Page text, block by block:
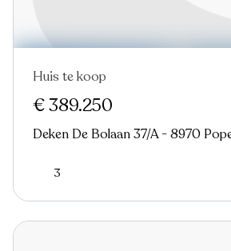
Huis te koop
€ 389.250
Deken De Bolaan 37/A - 8970
3